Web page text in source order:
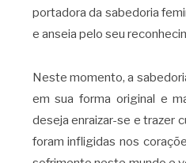
portadora da sabedoria
e anseia pelo seu
Neste momento, a
em sua forma original e
deseja enraizar-se e trazer
foram infligidas nos